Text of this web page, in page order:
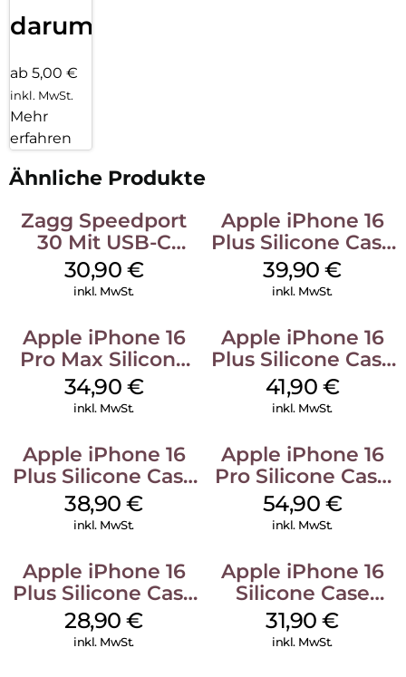
darum!
ab 5,00 €
inkl. MwSt.
Mehr
erfahren
Ähnliche Produkte
Zagg Speedport
30 Mit USB-C
Kabel Weiß
30,90 €
inkl. MwSt.
Apple iPhone 16
Plus Silicone Case
MagSafe Plum
39,90€
inkl. MwSt.
Apple iPhone 16
Pro Max Silicone
Case MagSafe
Denim
34,90 €
inkl. MwSt.
Apple iPhone 16
Plus Silicone Case
MagSafe Stone
Gray
41,90 €
inkl. MwSt.
Apple iPhone 16
Plus Silicone Case
MagSafe Denim
38,90€
inkl. MwSt.
Apple iPhone 16
Pro Silicone Case
MagSafe Black
54,90 €
inkl. MwSt.
Apple iPhone 16
Plus Silicone Case
MagSafe Black
28,90€
inkl. MwSt.
Apple iPhone 16
Silicone Case
MagSafe Fuchsia
31,90€
inkl. MwSt.